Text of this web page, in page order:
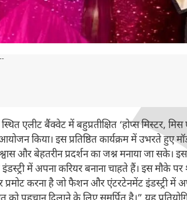
एलीट बैंक्वेट में बहुप्रतीक्षित ‘होप्स मिस्टर,
किया। इस प्रतिष्ठित कार्यक्रम में उभरते हुए
और बेहतरीन प्रदर्शन का जश्न मनाया जा सके। इस
में अपना करियर बनाना चाहते हैं। इस मौके पर
प्रमोट करना है जो फैशन और एंटरटेनमेंट इंडस्ट्री में